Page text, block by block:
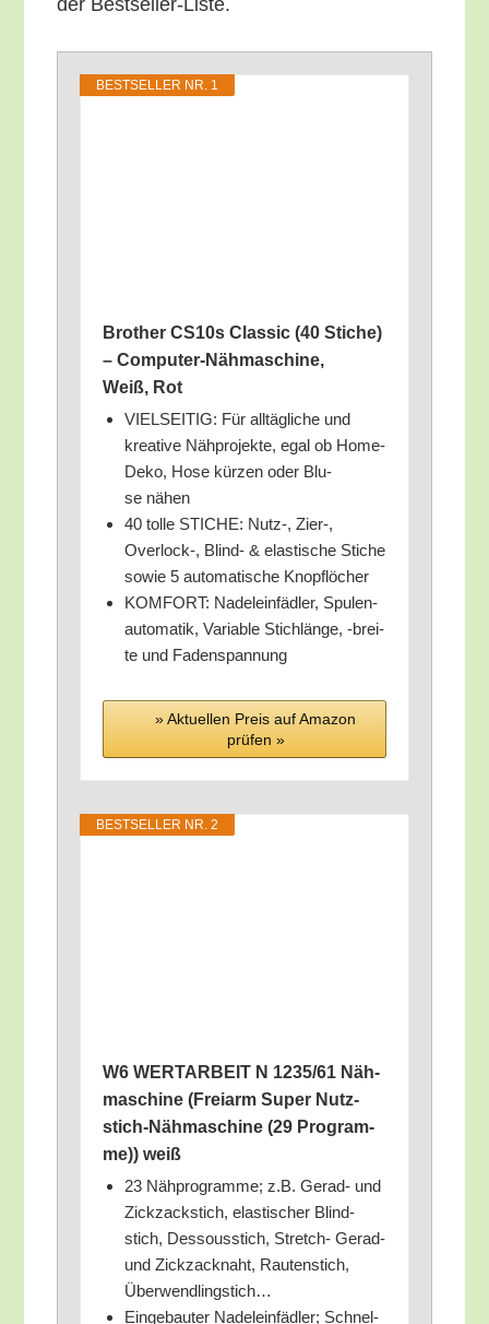
der Bestseller-Liste.
BEST­SEL­LER NR. 1
Brot­her CS10s Clas­sic (40 Sti­che)
– Com­pu­ter-Näh­ma­schi­ne,
Weiß, Rot
VIELSEITIG: Für all­täg­li­che und
krea­ti­ve Näh­pro­jek­te, egal ob Home-
Deko, Hose kür­zen oder Blu­
se nähen
40 tol­le STICHE: Nutz‑, Zier‑,
Overlock‑, Blind- & elas­ti­sche Sti­che
sowie 5 auto­ma­ti­sche Knopflöcher
KOMFORT: Nadel­ein­fäd­ler, Spu­len­
au­to­ma­tik, Varia­ble Stich­län­ge, ‑brei­
te und Fadenspannung
» Aktu­el­len Preis auf Ama­zon
prü­fen »
BEST­SEL­LER NR. 2
W6 WERTARBEIT N 1235/​61 Näh­
ma­schi­ne (Frei­arm Super Nutz­
stich-Näh­ma­schi­ne (29 Pro­gram­
me)) weiß
23 Näh­pro­gram­me; z.B. Gerad- und
Zick­zack­stich, elas­ti­scher Blind­
stich, Des­sous­stich, Stretch- Gerad-
und Zick­zack­naht, Rau­ten­stich,
Überwendlingstich…
Ein­ge­bau­ter Nadel­ein­fäd­ler; Schnel­